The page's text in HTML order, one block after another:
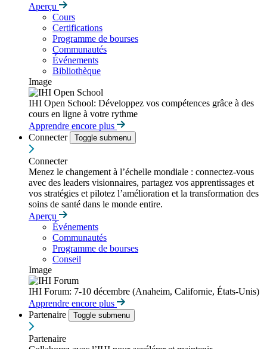
Aperçu
Cours
Certifications
Programme de bourses
Communautés
Événements
Bibliothèque
Image
IHI Open School: Développez vos compétences grâce à des
cours en ligne à votre rythme
Apprendre encore plus
Connecter
Toggle submenu
Connecter
Menez le changement à l’échelle mondiale : connectez-vous
avec des leaders visionnaires, partagez vos apprentissages et
vos stratégies et pilotez l’amélioration et la transformation des
soins de santé dans le monde entire.
Aperçu
Événements
Communautés
Programme de bourses
Conseil
Image
IHI Forum: 7-10 décembre (Anaheim, Californie, États-Unis)
Apprendre encore plus
Partenaire
Toggle submenu
Partenaire